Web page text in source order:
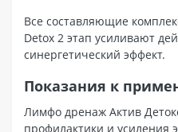
Все составляющие
Detox 2 этап усиливают
синергетический эффект.
Показания к
Лимфо дренаж Актив
профилактики и усиления